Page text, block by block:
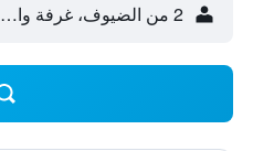
2 من الضيوف، غرفة واحدة